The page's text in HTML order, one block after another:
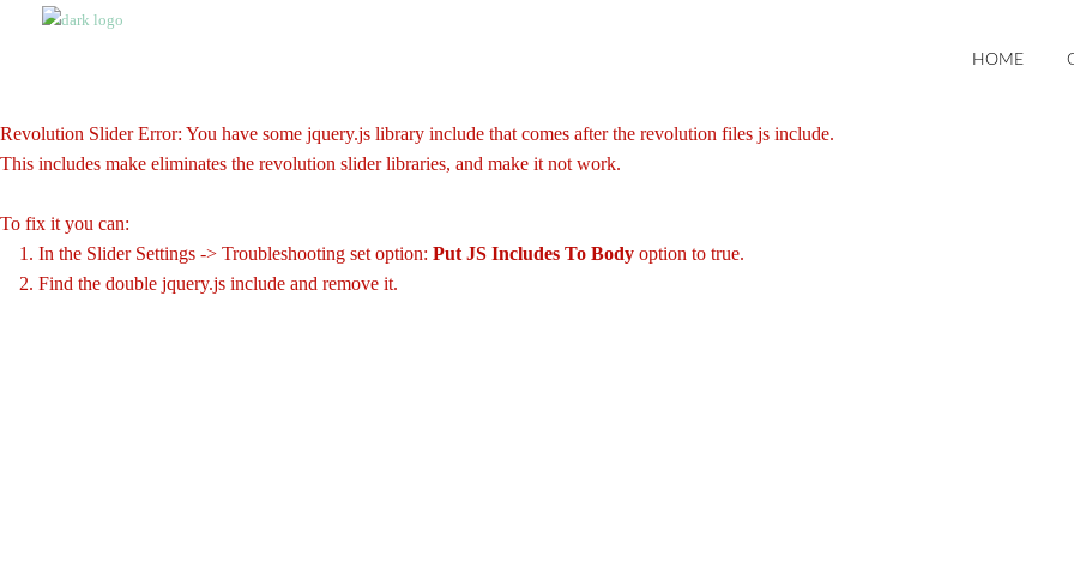
HOME
Revolution Slider Error: You have some jquery.js library include that comes after the revolution files js include.
This includes make eliminates the revolution slider libraries, and make it not work.
To fix it you can:
1. In the Slider Settings -> Troubleshooting set option: Put JS Includes To Body option to true.
2. Find the double jquery.js include and remove it.